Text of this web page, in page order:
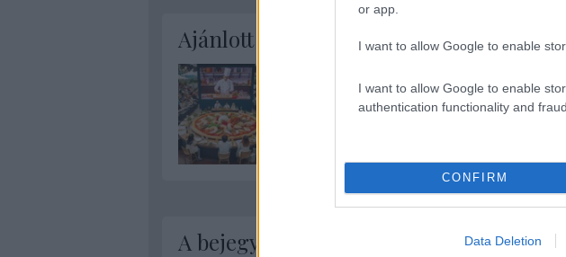
or app.
I want to allow Google to enable
I want to allow Google to enable
authentication functionality and
CONFIRM
Data Deletion
Ajánlott bejegyzések:
A bejegyzés trackback címe: